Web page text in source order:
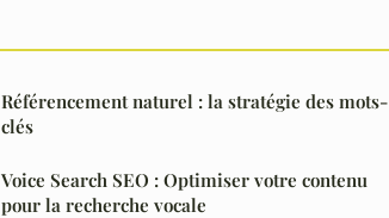
Référencement naturel : la stratégie des mots-
clés
Voice Search SEO : Optimiser votre contenu
pour la recherche vocale